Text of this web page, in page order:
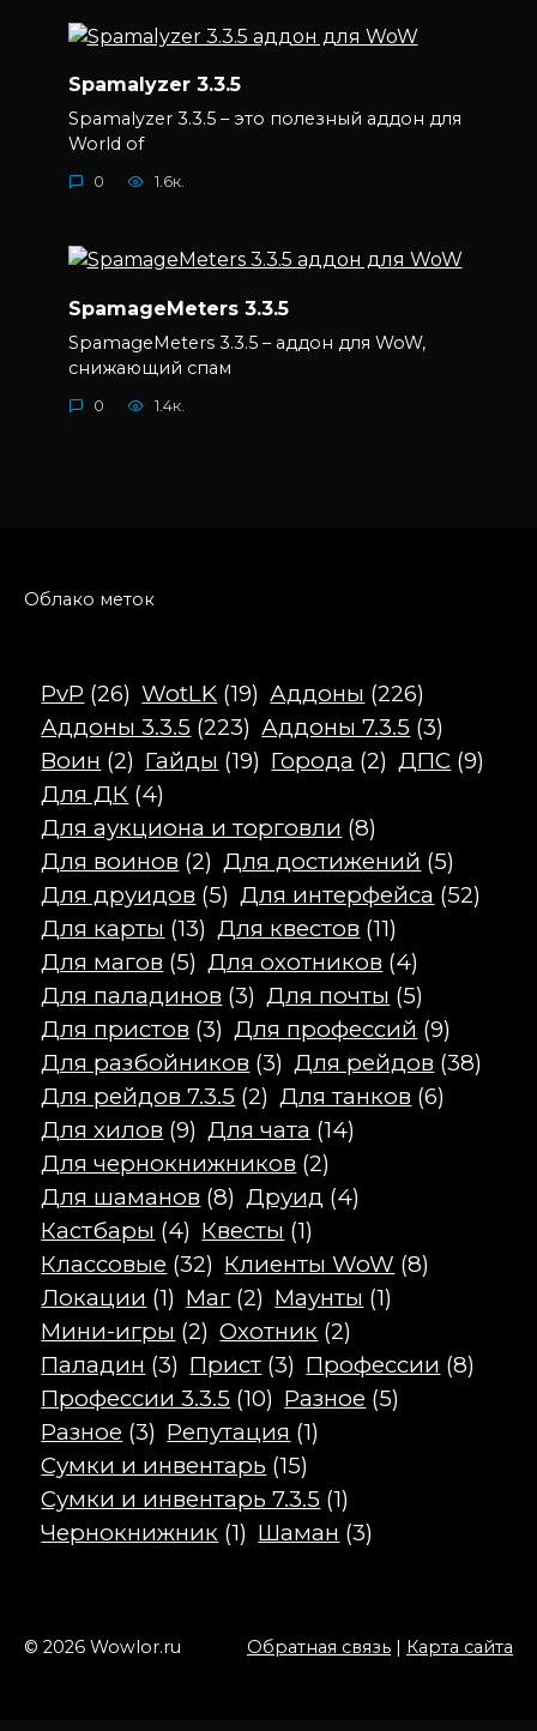
Spamalyzer 3.3.5
Spamalyzer 3.3.5 – это полезный аддон для
World of
0 1.6к.
SpamageMeters 3.3.5
SpamageMeters 3.3.5 – аддон для WoW,
снижающий спам
0 1.4к.
Облако меток
PvP (26) WotLK (19) Аддоны (226)
Аддоны 3.3.5 (223) Аддоны 7.3.5 (3)
Воин (2) Гайды (19) Города (2) ДПС (9)
Для ДК (4)
Для аукциона и торговли (8)
Для воинов (2) Для достижений (5)
Для друидов (5) Для интерфейса (52)
Для карты (13) Для квестов (11)
Для магов (5) Для охотников (4)
Для паладинов (3) Для почты (5)
Для пристов (3) Для профессий (9)
Для разбойников (3) Для рейдов (38)
Для рейдов 7.3.5 (2) Для танков (6)
Для хилов (9) Для чата (14)
Для чернокнижников (2)
Для шаманов (8) Друид (4)
Кастбары (4) Квесты (1)
Классовые (32) Клиенты WoW (8)
Локации (1) Маг (2) Маунты (1)
Мини-игры (2) Охотник (2)
Паладин (3) Прист (3) Профессии (8)
Профессии 3.3.5 (10) Разное (5)
Разное (3) Репутация (1)
Сумки и инвентарь (15)
Сумки и инвентарь 7.3.5 (1)
Чернокнижник (1) Шаман (3)
© 2026 Wowlor.ru Обратная связь | Карта сайта